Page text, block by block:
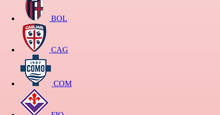
BOL
CAG
COM